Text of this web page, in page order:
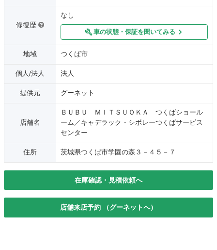
修復歴
なし
車の状態・保証を聞いてみる
地域 つくば市
個人/法人 法人
提供元 グーネット
店舗名
ＢＵＢＵ ＭＩＴＳＵＯＫＡ つくばショール
ーム／キャデラック・シボレーつくばサービス
センター
住所 茨城県つくば市学園の森３－４５－７
在庫確認・見積依頼へ
店舗来店予約 （グーネットへ）